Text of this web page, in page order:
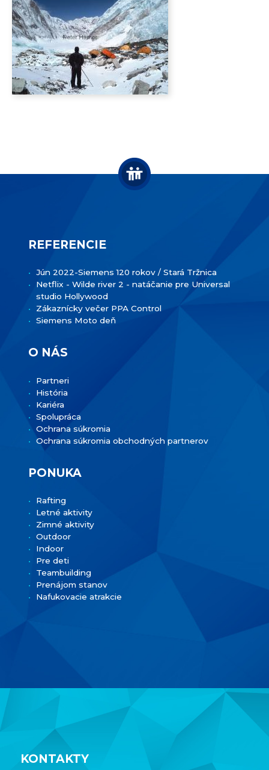
KONTAKTY
REFERENCIE
Jún 2022-Siemens 120 rokov / Stará Tržnica
Netflix - Wilde river 2 - natáčanie pre Universal
studio Hollywood
Zákaznícky večer PPA Control
Siemens Moto deň
O NÁS
Partneri
História
Kariéra
Spolupráca
Ochrana súkromia
Ochrana súkromia obchodných partnerov
PONUKA
Rafting
Letné aktivity
Zimné aktivity
Outdoor
Indoor
Pre deti
Teambuilding
Prenájom stanov
Nafukovacie atrakcie